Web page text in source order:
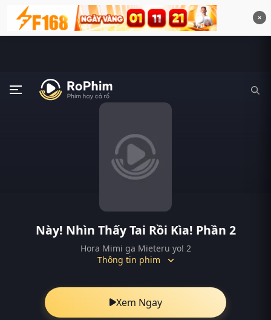
×
Này! Nhìn Thấy Tai Rồi Kìa! Phần 2
Hora Mimi ga Mieteru yo! 2
Thông tin phim
Xem Ngay